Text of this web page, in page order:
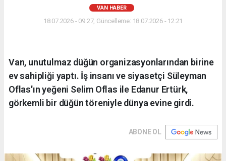
VAN HABER
18.07.2026 - 09:27, Güncelleme: 18.07.2026 - 12:21
Van, unutulmaz düğün organizasyonlarından birine
ev sahipliği yaptı. İş insanı ve siyasetçi Süleyman
Oflas'ın yeğeni Selim Oflas ile Edanur Ertürk,
görkemli bir düğün töreniyle dünya evine girdi.
ABONE OL